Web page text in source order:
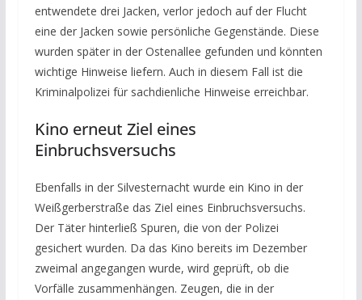
entwendete drei Jacken, verlor jedoch auf der Flucht
eine der Jacken sowie persönliche Gegenstände. Diese
wurden später in der Ostenallee gefunden und könnten
wichtige Hinweise liefern. Auch in diesem Fall ist die
Kriminalpolizei für sachdienliche Hinweise erreichbar.
Kino erneut Ziel eines
Einbruchsversuchs
Ebenfalls in der Silvesternacht wurde ein Kino in der
Weißgerberstraße das Ziel eines Einbruchsversuchs.
Der Täter hinterließ Spuren, die von der Polizei
gesichert wurden. Da das Kino bereits im Dezember
zweimal angegangen wurde, wird geprüft, ob die
Vorfälle zusammenhängen. Zeugen, die in der